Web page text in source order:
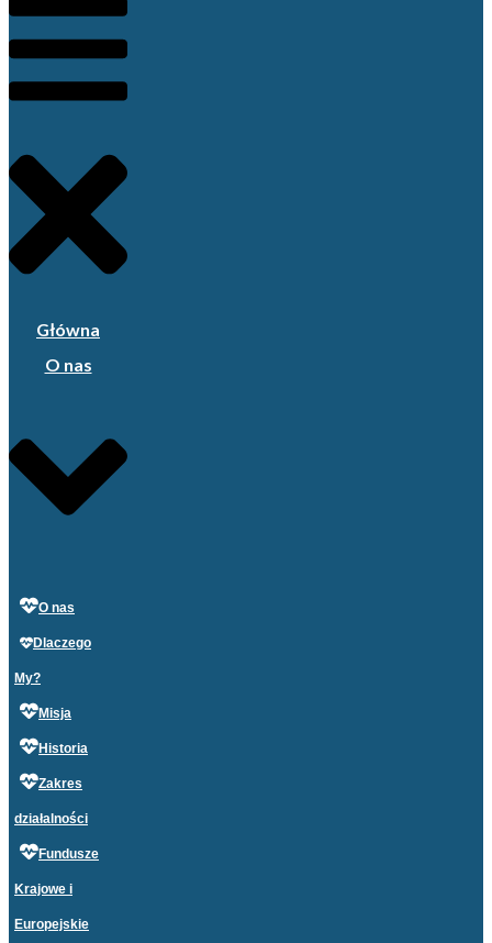
Główna
O nas
O nas
Dlaczego
My?
Misja
Historia
Zakres
działalności
Fundusze
Krajowe i
Europejskie